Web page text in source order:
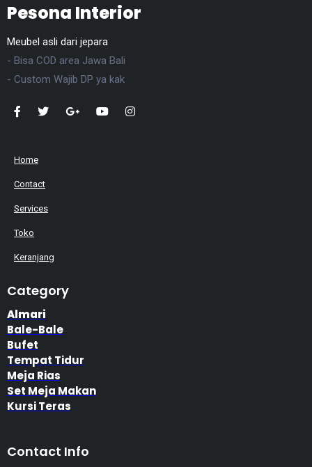
Pesona Interior
Meubel asli dari jepara
- Bisa COD area Jawa Bali
- Custom Wajib DP ya kak
Home
Contact
Services
Toko
Keranjang
Category
Almari
Bale-Bale
Bufet
Tempat Tidur
Meja Rias
Set Meja Makan
Kursi Teras
Contact Info